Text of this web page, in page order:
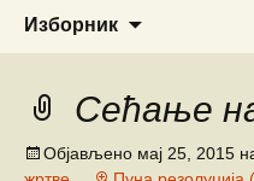
Изборник
Сећање
Објављено мај 25, 2015